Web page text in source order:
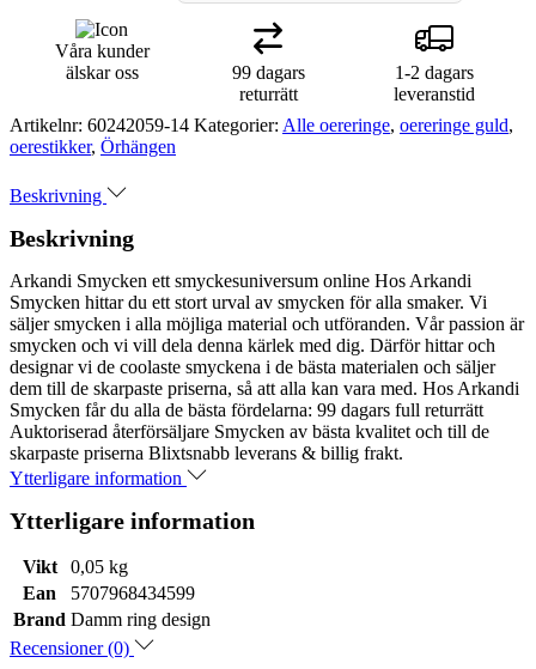
Våra kunder
älskar oss
99 dagars
returrätt
1-2 dagars
leveranstid
Artikelnr: 60242059-14 Kategorier: Alle oereringe, oereringe guld,
oerestikker, Örhängen
Beskrivning
Beskrivning
Arkandi Smycken ett smyckesuniversum online Hos Arkandi
Smycken hittar du ett stort urval av smycken för alla smaker. Vi
säljer smycken i alla möjliga material och utföranden. Vår passion är
smycken och vi vill dela denna kärlek med dig. Därför hittar och
designar vi de coolaste smyckena i de bästa materialen och säljer
dem till de skarpaste priserna, så att alla kan vara med. Hos Arkandi
Smycken får du alla de bästa fördelarna: 99 dagars full returrätt
Auktoriserad återförsäljare Smycken av bästa kvalitet och till de
skarpaste priserna Blixtsnabb leverans & billig frakt.
Ytterligare information
Ytterligare information
Vikt
0,05 kg
Ean
5707968434599
Brand Damm ring design
Recensioner (0)